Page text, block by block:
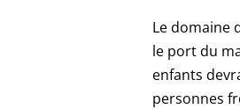
Le domaine
le port du
enfants
personnes